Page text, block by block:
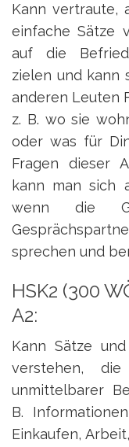
Kann vertraute,
einfache Sätze
auf die
zielen und kann
anderen Leuten
z. B. wo sie
oder was für
Fragen dieser
kann man sich
wenn die
sprechen und
HSK2 (300
A2:
Kann Sätze
verstehen,
unmittelbarer
B.
Einkaufen,